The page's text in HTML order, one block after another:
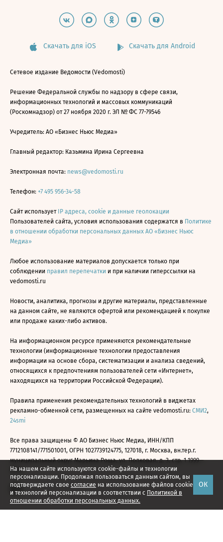
На нашем сайте используются cookie-файлы и технологии
персонализации. Продолжая пользоваться данным сайтом, вы
подтверждаете свое согласие на использование файлов cookie
и технологий персонализации в соответствии с Политикой в
отношении обработки персональных данных.
ОК
Скачать для iOS Скачать для Android
Сетевое издание Ведомости (Vedomosti)
Решение Федеральной службы по надзору в сфере связи,
информационных технологий и массовых коммуникаций
(Роскомнадзор) от 27 ноября 2020 г. ЭЛ № ФС 77-79546
Учредитель: АО «Бизнес Ньюс Медиа»
Главный редактор: Казьмина Ирина Сергеевна
Электронная почта: news@vedomosti.ru
Телефон: +7 495 956-34-58
Сайт использует IP адреса, cookie и данные геолокации
Пользователей сайта, условия использования содержатся в Политике
в отношении обработки персональных данных АО «Бизнес Ньюс
Медиа»
Любое использование материалов допускается только при
соблюдении правил перепечатки и при наличии гиперссылки на
vedomosti.ru
Новости, аналитика, прогнозы и другие материалы, представленные
на данном сайте, не являются офертой или рекомендацией к покупке
или продаже каких-либо активов.
На информационном ресурсе применяются рекомендательные
технологии (информационные технологии предоставления
информации на основе сбора, систематизации и анализа сведений,
относящихся к предпочтениям пользователей сети «Интернет»,
находящихся на территории Российской Федерации).
Правила применения рекомендательных технологий в виджетах
рекламно-обменной сети, размещенных на сайте vedomosti.ru: СМИ2,
24smi
Все права защищены © АО Бизнес Ньюс Медиа, ИНН/КПП
7712108141/771501001, ОГРН 1027739124775, 127018, г. Москва, вн.тер.г.
муниципальный округ Марьина Роща, ул. Полковая, д. 3, стр. 1 1999—
2026